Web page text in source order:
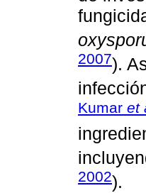
2007).
Kumar et
2002).